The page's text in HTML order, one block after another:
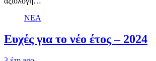
ΝΕΑ
Ευχές για το νέο έτος – 2024